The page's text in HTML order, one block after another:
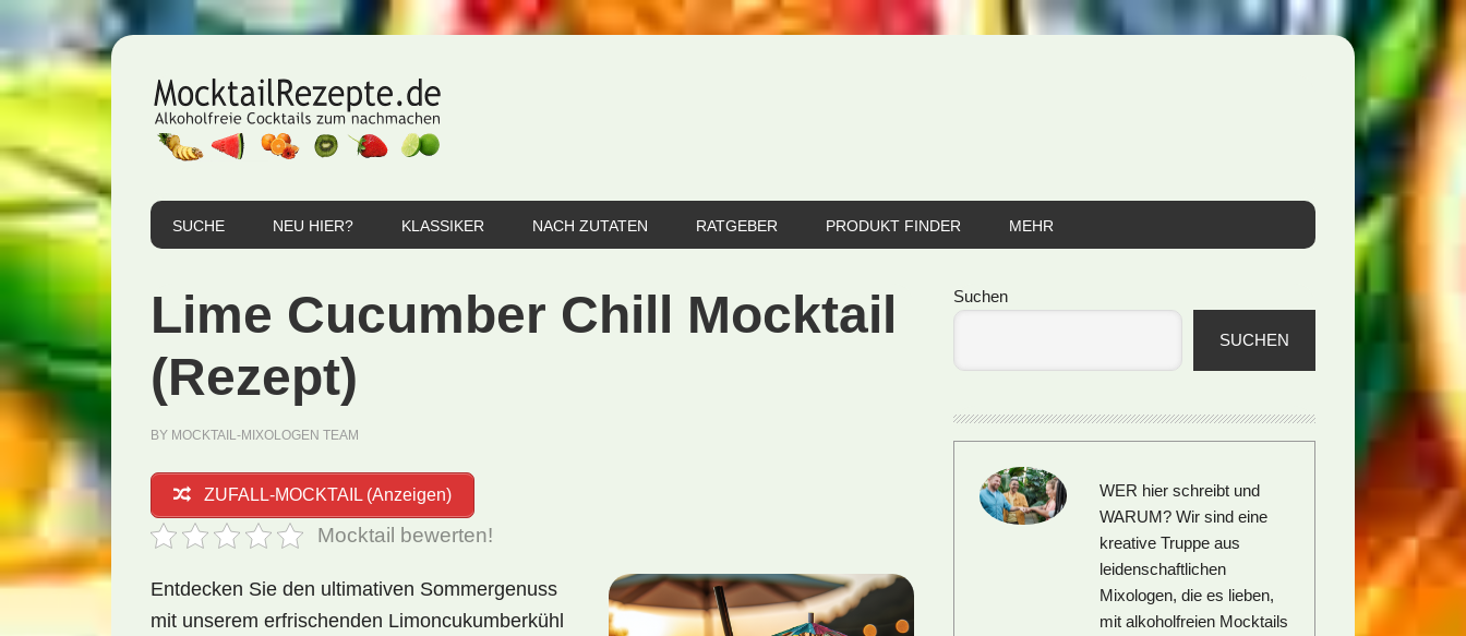
Hauptnavigation
springen
Inhalt
springen
Seitenspalte
springen
SUCHE NEU HIER? KLASSIKER NACH ZUTATEN RATGEBER PRODUKT FINDER MEHR
Lime Cucumber Chill Mocktail
(Rezept)
BY MOCKTAIL-MIXOLOGEN TEAM
ZUFALL-MOCKTAIL (Anzeigen)
Mocktail bewerten!
Entdecken Sie den ultimativen Sommergenuss
mit unserem erfrischenden Limoncukumberkühl
Seitenspalte
Suchen
SUCHEN
WER hier schreibt und
WARUM?Wir sind eine
kreative Truppe aus
leidenschaftlichen
Mixologen, die es lieben,
mit alkoholfreien Mocktails